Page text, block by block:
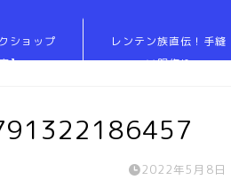
ショップ
】
レンテン族直伝！手縫
い服作り
2022年5月8日